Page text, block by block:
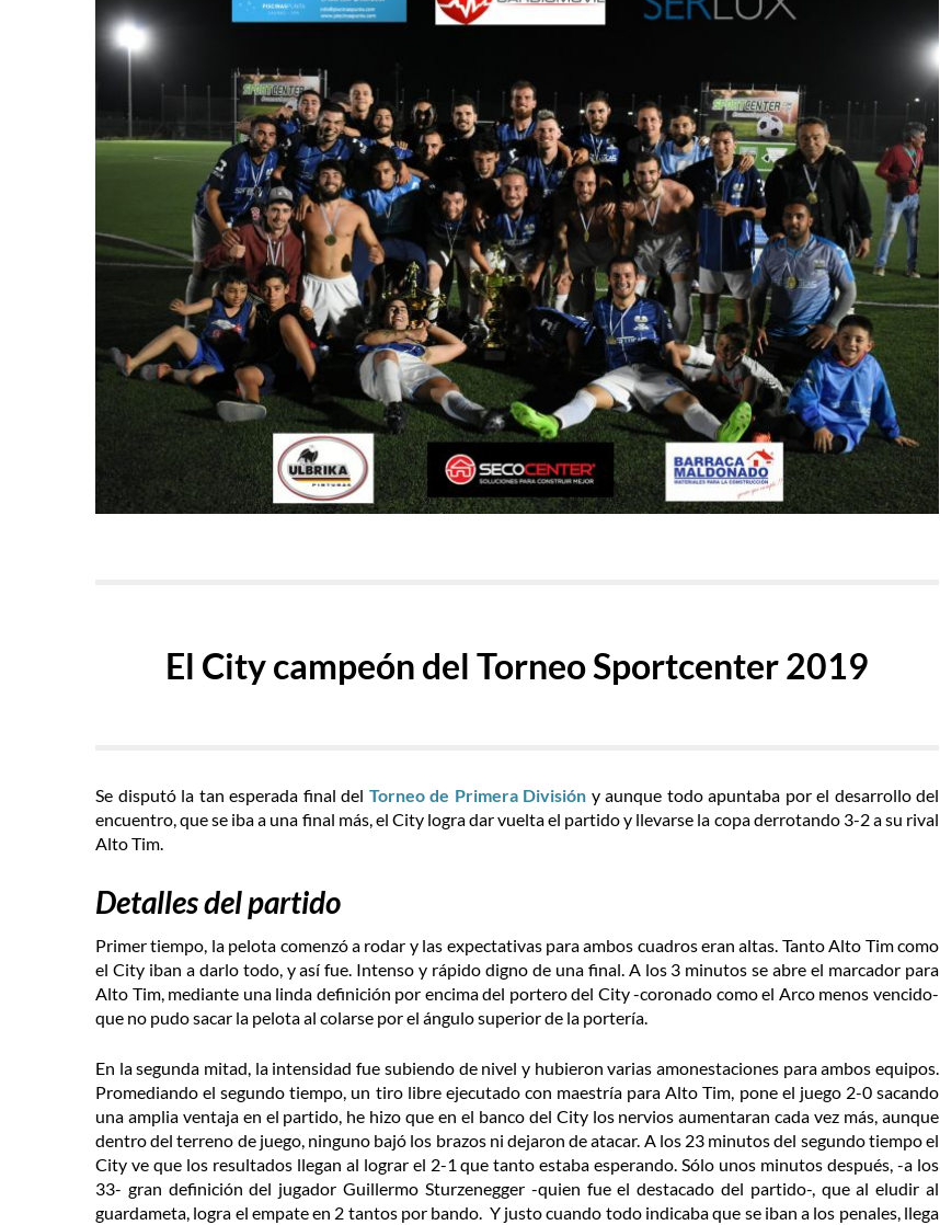
El City campeón del Torneo Sportcenter 2019
Se disputó la tan esperada final del Torneo de Primera División y aunque todo apuntaba por el desarrollo del
encuentro, que se iba a una final más, el City logra dar vuelta el partido y llevarse la copa derrotando 3-2 a su rival
Alto Tim.
Detalles del partido
Primer tiempo, la pelota comenzó a rodar y las expectativas para ambos cuadros eran altas. Tanto Alto Tim como
el City iban a darlo todo, y así fue. Intenso y rápido digno de una final. A los 3 minutos se abre el marcador para
Alto Tim, mediante una linda definición por encima del portero del City -coronado como el Arco menos vencido-
que no pudo sacar la pelota al colarse por el ángulo superior de la portería.
En la segunda mitad, la intensidad fue subiendo de nivel y hubieron varias amonestaciones para ambos equipos.
Promediando el segundo tiempo, un tiro libre ejecutado con maestría para Alto Tim, pone el juego 2-0 sacando
una amplia ventaja en el partido, he hizo que en el banco del City los nervios aumentaran cada vez más, aunque
dentro del terreno de juego, ninguno bajó los brazos ni dejaron de atacar. A los 23 minutos del segundo tiempo el
City ve que los resultados llegan al lograr el 2-1 que tanto estaba esperando. Sólo unos minutos después, -a los
33- gran definición del jugador Guillermo Sturzenegger -quien fue el destacado del partido-, que al eludir al
guardameta, logra el empate en 2 tantos por bando. Y justo cuando todo indicaba que se iban a los penales, llega